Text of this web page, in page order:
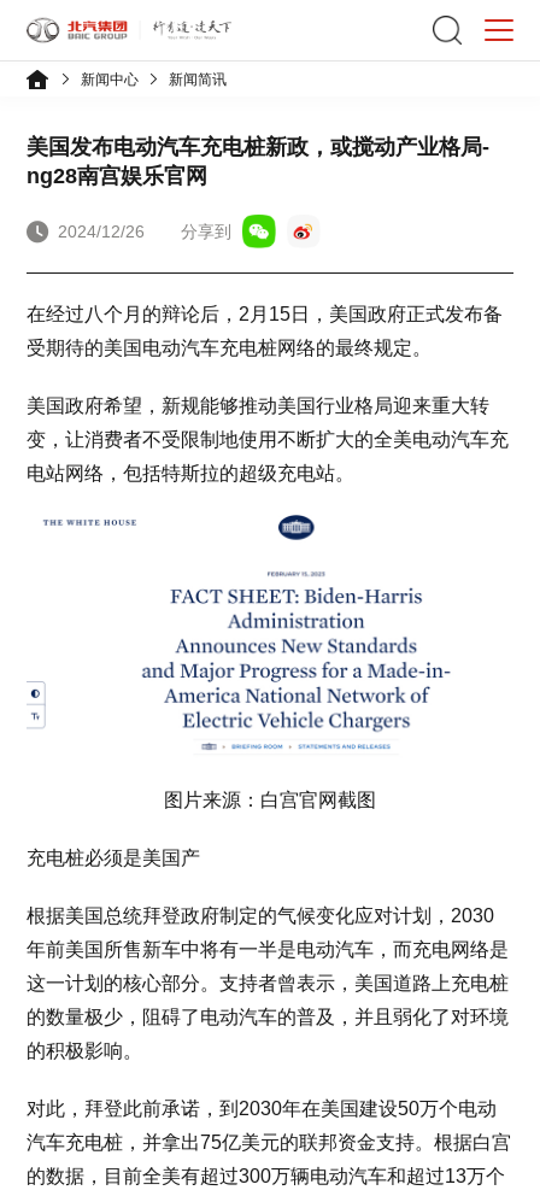
新闻中心 新闻简讯
美国发布电动汽车充电桩新政，或搅动产业格局-
ng28南宫娱乐官网
2024/12/26 分享到
在经过八个月的辩论后，2月15日，美国政府正式发布备
受期待的美国电动汽车充电桩网络的最终规定。
美国政府希望，新规能够推动美国行业格局迎来重大转
变，让消费者不受限制地使用不断扩大的全美电动汽车充
电站网络，包括特斯拉的超级充电站。
图片来源：白宫官网截图
充电桩必须是美国产
根据美国总统拜登政府制定的气候变化应对计划，2030
年前美国所售新车中将有一半是电动汽车，而充电网络是
这一计划的核心部分。支持者曾表示，美国道路上充电桩
的数量极少，阻碍了电动汽车的普及，并且弱化了对环境
的积极影响。
对此，拜登此前承诺，到2030年在美国建设50万个电动
汽车充电桩，并拿出75亿美元的联邦资金支持。根据白宫
的数据，目前全美有超过300万辆电动汽车和超过13万个